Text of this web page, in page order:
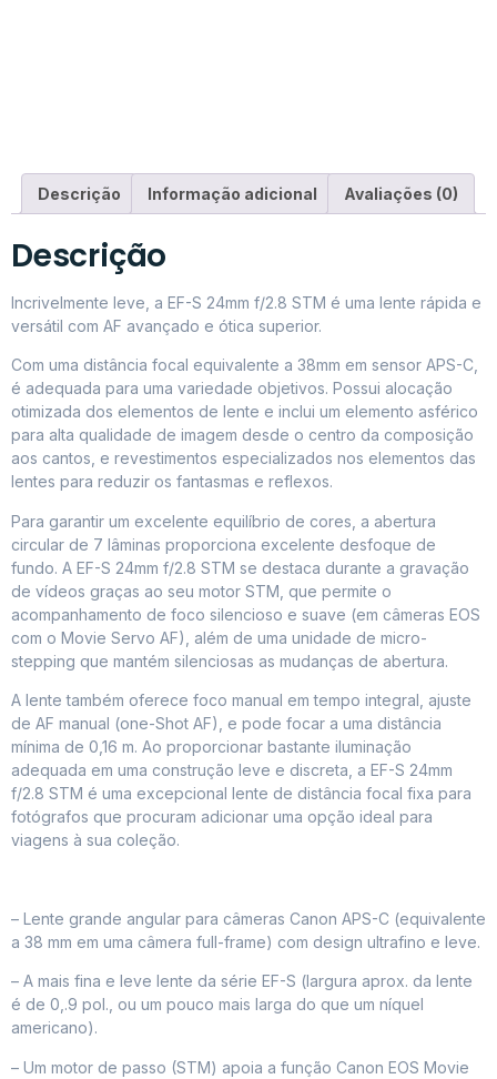
Descrição Informação adicional Avaliações (0)
Descrição
Incrivelmente leve, a EF-S 24mm f/2.8 STM é uma lente rápida e
versátil com AF avançado e ótica superior.
Com uma distância focal equivalente a 38mm em sensor APS-C,
é adequada para uma variedade objetivos. Possui alocação
otimizada dos elementos de lente e inclui um elemento asférico
para alta qualidade de imagem desde o centro da composição
aos cantos, e revestimentos especializados nos elementos das
lentes para reduzir os fantasmas e reflexos.
Para garantir um excelente equilíbrio de cores, a abertura
circular de 7 lâminas proporciona excelente desfoque de
fundo. A EF-S 24mm f/2.8 STM se destaca durante a gravação
de vídeos graças ao seu motor STM, que permite o
acompanhamento de foco silencioso e suave (em câmeras EOS
com o Movie Servo AF), além de uma unidade de micro-
stepping que mantém silenciosas as mudanças de abertura.
A lente também oferece foco manual em tempo integral, ajuste
de AF manual (one-Shot AF), e pode focar a uma distância
mínima de 0,16 m. Ao proporcionar bastante iluminação
adequada em uma construção leve e discreta, a EF-S 24mm
f/2.8 STM é uma excepcional lente de distância focal fixa para
fotógrafos que procuram adicionar uma opção ideal para
viagens à sua coleção.
– Lente grande angular para câmeras Canon APS-C (equivalente
a 38 mm em uma câmera full-frame) com design ultrafino e leve.
– A mais fina e leve lente da série EF-S (largura aprox. da lente
é de 0,.9 pol., ou um pouco mais larga do que um níquel
americano).
– Um motor de passo (STM) apoia a função Canon EOS Movie